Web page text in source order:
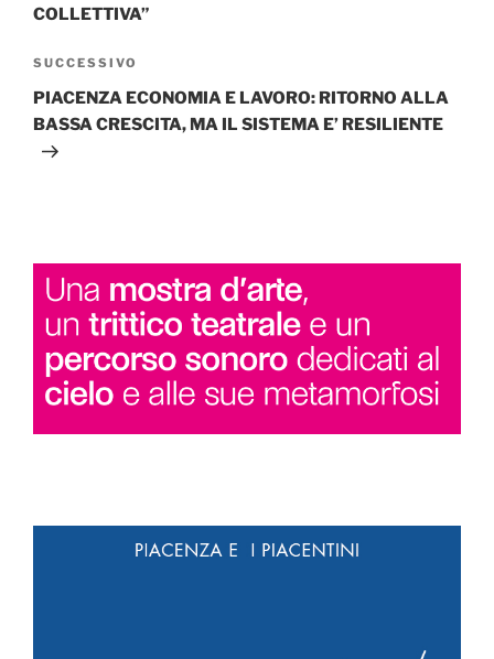
COLLETTIVA”
Articolo
successivo
SUCCESSIVO
PIACENZA ECONOMIA E LAVORO: RITORNO ALLA
BASSA CRESCITA, MA IL SISTEMA E’ RESILIENTE